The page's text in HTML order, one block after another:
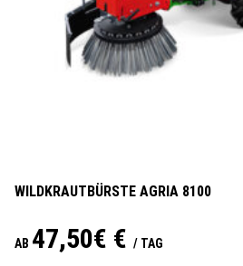
WILDKRAUTBÜRSTE AGRIA 8100
AB 47,50€ € / TAG